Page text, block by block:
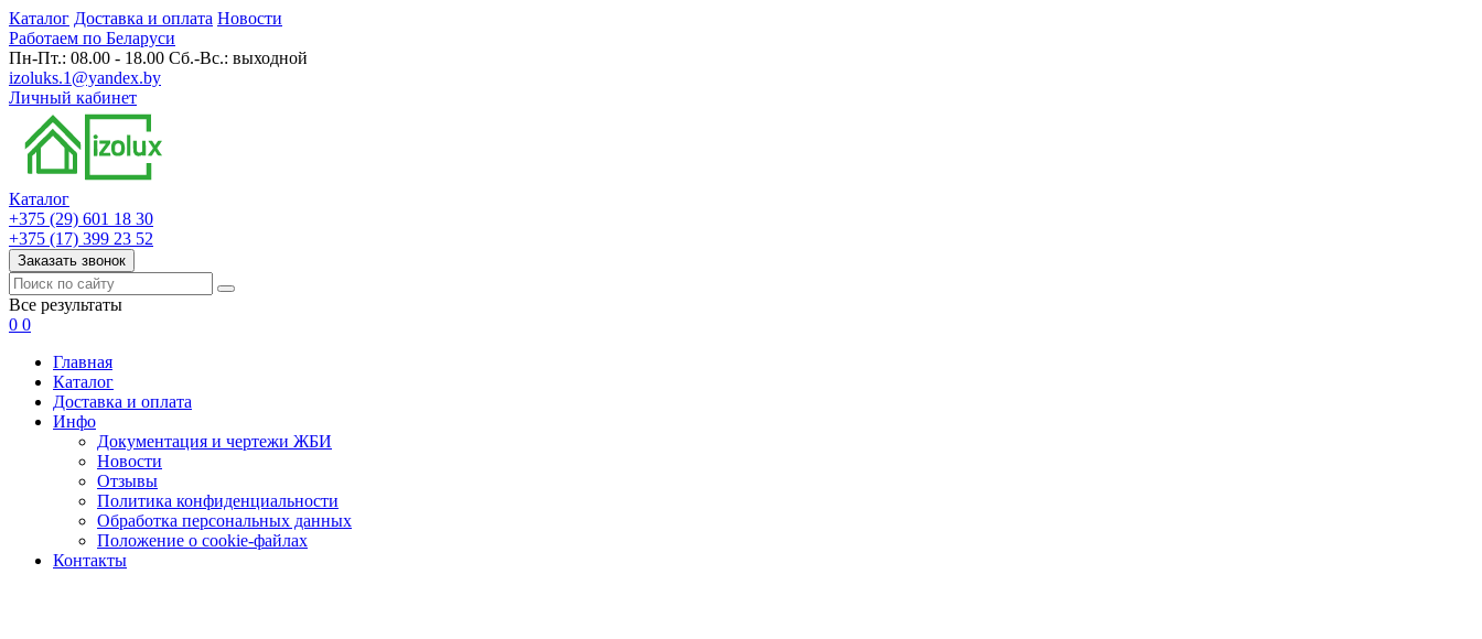
Каталог Доставка и оплата Новости
Работаем по Беларуси
Пн-Пт.: 08.00 - 18.00 Сб.-Вс.: выходной
izoluks.1@yandex.by
Личный кабинет
Каталог
+375 (29) 601 18 30
+375 (17) 399 23 52
Заказать звонок
Все результаты
0 0
Главная
Каталог
Доставка и оплата
Инфо
Документация и чертежи ЖБИ
Новости
Отзывы
Политика конфиденциальности
Обработка персональных данных
Положение о cookie-файлах
Контакты